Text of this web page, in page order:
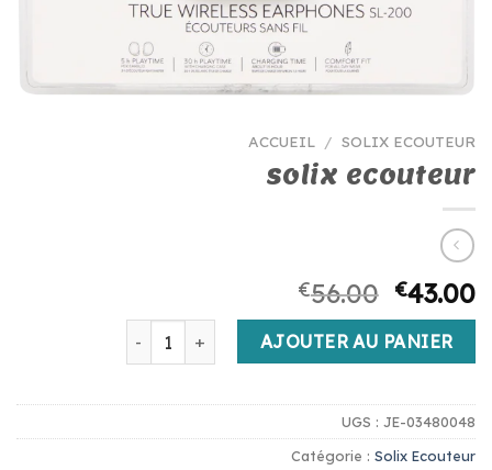
ACCUEIL / SOLIX ECOUTEUR
solix ecouteur
€56.00 €43.00
quantité de solix ecouteurAJOUTER AU PANIER
UGS : JE-03480048
Catégorie : Solix Ecouteur